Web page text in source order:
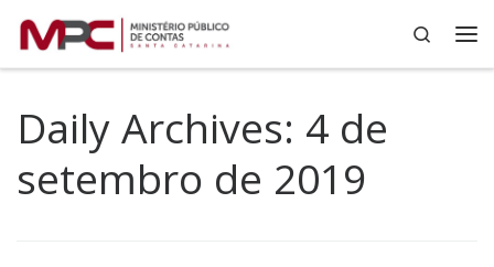
Skip to content
Search
Daily Archives: 4 de
setembro de 2019